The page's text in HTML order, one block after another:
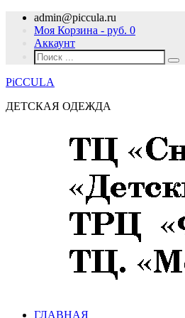
admin@piccula.ru
Моя Корзина - руб. 0
Аккаунт
PiCCULA
ДЕТСКАЯ ОДЕЖДА
ГЛАВНАЯ